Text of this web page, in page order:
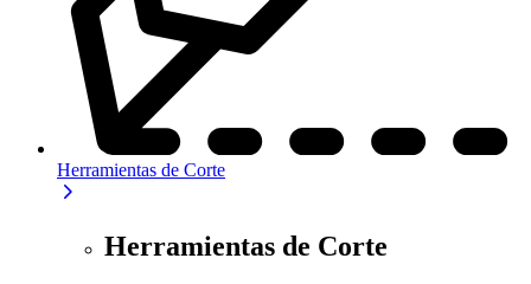
Herramientas de Corte
Herramientas de Corte